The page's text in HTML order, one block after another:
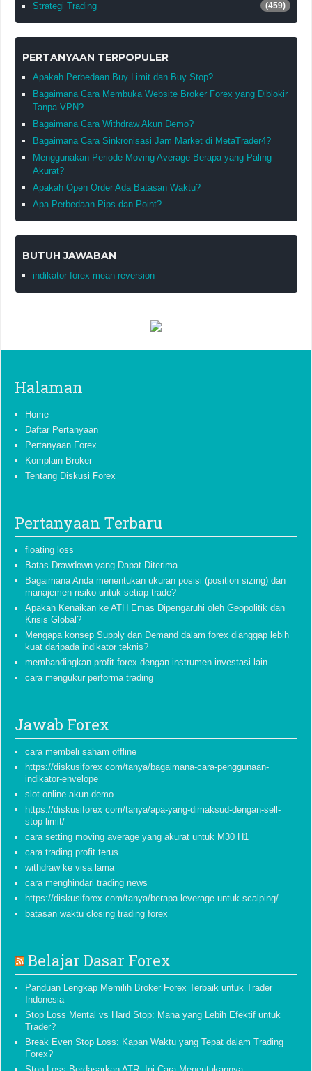
Strategi Trading (459)
PERTANYAAN TERPOPULER
Apakah Perbedaan Buy Limit dan Buy Stop?
Bagaimana Cara Membuka Website Broker Forex yang Diblokir
Tanpa VPN?
Bagaimana Cara Withdraw Akun Demo?
Bagaimana Cara Sinkronisasi Jam Market di MetaTrader4?
Menggunakan Periode Moving Average Berapa yang Paling
Akurat?
Apakah Open Order Ada Batasan Waktu?
Apa Perbedaan Pips dan Point?
BUTUH JAWABAN
indikator forex mean reversion
Halaman
Home
Daftar Pertanyaan
Pertanyaan Forex
Komplain Broker
Tentang Diskusi Forex
Pertanyaan Terbaru
floating loss
Batas Drawdown yang Dapat Diterima
Bagaimana Anda menentukan ukuran posisi (position sizing) dan
manajemen risiko untuk setiap trade?
Apakah Kenaikan ke ATH Emas Dipengaruhi oleh Geopolitik dan
Krisis Global?
Mengapa konsep Supply dan Demand dalam forex dianggap lebih
kuat daripada indikator teknis?
membandingkan profit forex dengan instrumen investasi lain
cara mengukur performa trading
Jawab Forex
cara membeli saham offline
https://diskusiforex com/tanya/bagaimana-cara-penggunaan-
indikator-envelope
slot online akun demo
https://diskusiforex com/tanya/apa-yang-dimaksud-dengan-sell-
stop-limit/
cara setting moving average yang akurat untuk M30 H1
cara trading profit terus
withdraw ke visa lama
cara menghindari trading news
https://diskusiforex com/tanya/berapa-leverage-untuk-scalping/
batasan waktu closing trading forex
Belajar Dasar Forex
Panduan Lengkap Memilih Broker Forex Terbaik untuk Trader
Indonesia
Stop Loss Mental vs Hard Stop: Mana yang Lebih Efektif untuk
Trader?
Break Even Stop Loss: Kapan Waktu yang Tepat dalam Trading
Forex?